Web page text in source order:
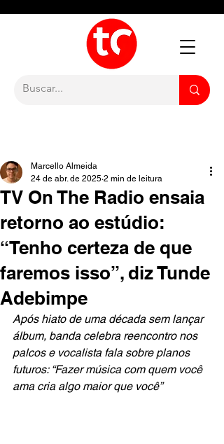
TV On The Radio ensaia
retorno ao estúdio:
“Tenho certeza de que
faremos isso”, diz Tunde
Adebimpe
Marcello Almeida
24 de abr. de 2025 2 min de leitura
Após hiato de uma década sem lançar
álbum, banda celebra reencontro nos
palcos e vocalista fala sobre planos
futuros: “Fazer música com quem você
ama cria algo maior que você”